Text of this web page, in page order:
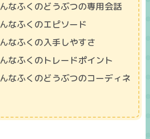
なふくのどうぶつの専用会話
なふくのエピソード
なふくの入手しやすさ
なふくのトレードポイント
なふくのどうぶつのコーディネ